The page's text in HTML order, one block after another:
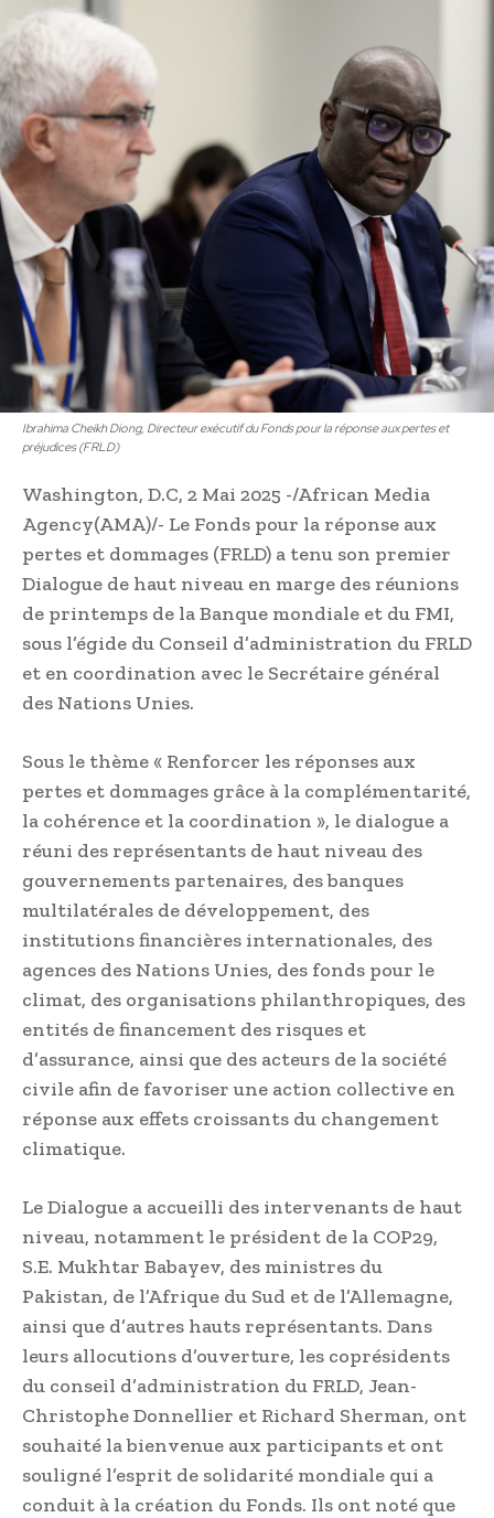
Ibrahima Cheikh Diong, Directeur exécutif du Fonds pour la réponse aux pertes et
préjudices (FRLD)
Washington, D.C, 2 Mai 2025 -/African Media
Agency(AMA)/- Le Fonds pour la réponse aux
pertes et dommages (FRLD) a tenu son premier
Dialogue de haut niveau en marge des réunions
de printemps de la Banque mondiale et du FMI,
sous l’égide du Conseil d’administration du FRLD
et en coordination avec le Secrétaire général
des Nations Unies.
Sous le thème « Renforcer les réponses aux
pertes et dommages grâce à la complémentarité,
la cohérence et la coordination », le dialogue a
réuni des représentants de haut niveau des
gouvernements partenaires, des banques
multilatérales de développement, des
institutions financières internationales, des
agences des Nations Unies, des fonds pour le
climat, des organisations philanthropiques, des
entités de financement des risques et
d’assurance, ainsi que des acteurs de la société
civile afin de favoriser une action collective en
réponse aux effets croissants du changement
climatique.
Le Dialogue a accueilli des intervenants de haut
niveau, notamment le président de la COP29,
S.E. Mukhtar Babayev, des ministres du
Pakistan, de l’Afrique du Sud et de l’Allemagne,
ainsi que d’autres hauts représentants. Dans
leurs allocutions d’ouverture, les coprésidents
du conseil d’administration du FRLD, Jean-
Christophe Donnellier et Richard Sherman, ont
souhaité la bienvenue aux participants et ont
souligné l’esprit de solidarité mondiale qui a
conduit à la création du Fonds. Ils ont noté que